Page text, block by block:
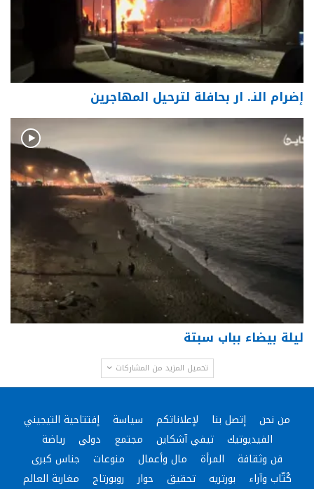
إضرام النـ. ار بحافلة لترحيل المهاجرين
ليلة بيضاء بباب سبتة
تحميل المزيد من المشاركات
من نحن إتصل بنا لإعلاناتكم سياسة
إفتتاحية التيجيني
الفيديوتيك
تيفي آشكاين مجتمع دولي
رياضة
فن وثقافة
المرأة مال وأعمال منوعات
جناس كبرى
كُتّاب وآراء
بورتريه تحقيق حوار روبورتاج مغاربة العالم